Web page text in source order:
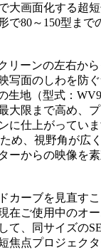
大画面化する超
で80～150型まで
リーンの左右か
写面のしわを防
生地（型式：
大限まで高め、
に仕上がってい
め、視野角が広
ーからの映像を
カーブを見直す
在ご使用中のオ
て、同サイズの
焦点プロジェク